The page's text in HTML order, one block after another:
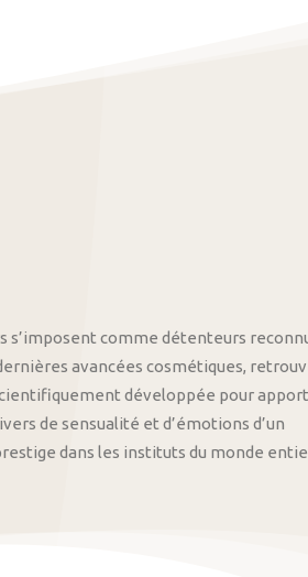
s’imposent comme détenteurs
avancées cosmétiques,
développée pour
de sensualité et d’émotions d’un
dans les instituts du monde